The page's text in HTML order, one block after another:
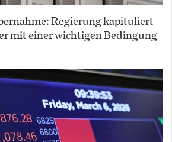
Regierung kapituliert
mit einer wichtigen Bedingung